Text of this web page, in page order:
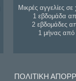
Μικρές αγγελίες σε
1 εβδομάδα
2 εβδομάδες
1 μήνας
ΠΟΛΙΤΙΚΗ